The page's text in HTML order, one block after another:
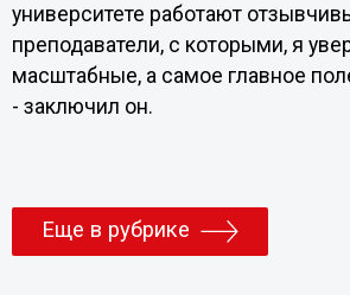
университете работают
преподаватели, с которыми, я
масштабные, а самое главное
- заключил он.
Еще в рубрике